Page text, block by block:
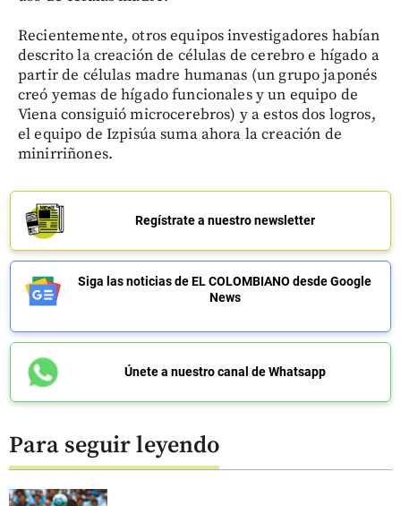
Recientemente, otros equipos investigadores habían
descrito la creación de células de cerebro e hígado a
partir de células madre humanas (un grupo japonés
creó yemas de hígado funcionales y un equipo de
Viena consiguió microcerebros) y a estos dos logros,
el equipo de Izpisúa suma ahora la creación de
minirriñones.
Regístrate a nuestro newsletter
Siga las noticias de EL COLOMBIANO desde Google
News
Únete a nuestro canal de Whatsapp
Para seguir leyendo